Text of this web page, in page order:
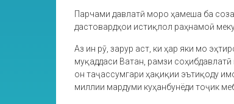
Парчами давлатӣ моро ҳамеша ба
дастовардҳои истиқлол раҳнамоӣ
Аз ин рӯ, зарур аст, ки ҳар яки мо
муқаддаси Ватан, рамзи
он таҷассумгари ҳақиқии эътиқоду
миллии мардуми куҳанбунёди тоҷик